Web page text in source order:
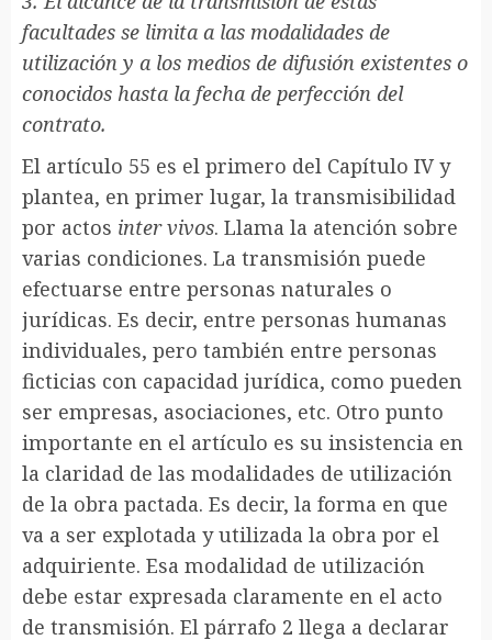
facultades se limita a las modalidades de
utilización y a los medios de difusión existentes o
conocidos hasta la fecha de perfección del
contrato.
El artículo 55 es el primero del Capítulo IV y
plantea, en primer lugar, la transmisibilidad
por actos inter vivos. Llama la atención sobre
varias condiciones. La transmisión puede
efectuarse entre personas naturales o
jurídicas. Es decir, entre personas humanas
individuales, pero también entre personas
ficticias con capacidad jurídica, como pueden
ser empresas, asociaciones, etc. Otro punto
importante en el artículo es su insistencia en
la claridad de las modalidades de utilización
de la obra pactada. Es decir, la forma en que
va a ser explotada y utilizada la obra por el
adquiriente. Esa modalidad de utilización
debe estar expresada claramente en el acto
de transmisión. El párrafo 2 llega a declarar